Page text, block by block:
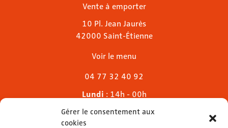
Gérer le consentement aux
cookies
Vente à emporter
10 Pl. Jean Jaurès
42000 Saint-Étienne
Voir le menu
04 77 32 40 92
Lundi : 14h - 00h
Mardi & mercredi : 11h - 00h30
Jeudi